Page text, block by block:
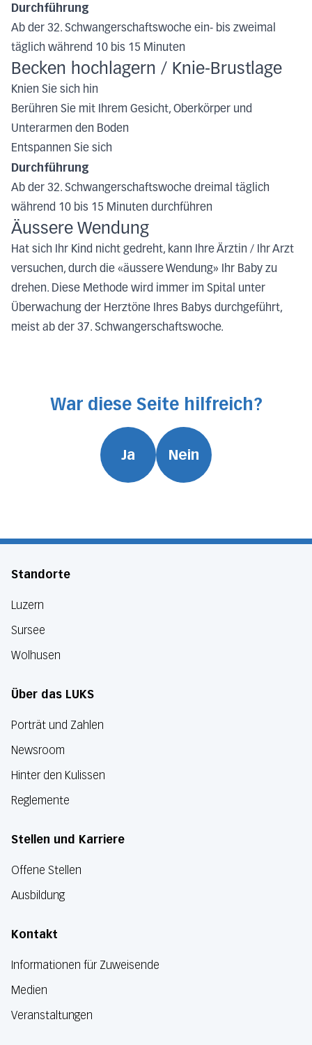
Durchführung
Ab der 32. Schwangerschaftswoche ein- bis zweimal
täglich während 10 bis 15 Minuten
Becken hochlagern / Knie-Brustlage
Knien Sie sich hin
Berühren Sie mit Ihrem Gesicht, Oberkörper und
Unterarmen den Boden
Entspannen Sie sich
Durchführung
Ab der 32. Schwangerschaftswoche dreimal täglich
während 10 bis 15 Minuten durchführen
Äussere Wendung
Hat sich Ihr Kind nicht gedreht, kann Ihre Ärztin / Ihr Arzt
versuchen, durch die «äussere Wendung» Ihr Baby zu
drehen. Diese Methode wird immer im Spital unter
Überwachung der Herztöne Ihres Babys durchgeführt,
meist ab der 37. Schwangerschaftswoche.
War diese Seite hilfreich?
Ja Nein
Standorte
Luzern
Sursee
Wolhusen
Über das LUKS
Porträt und Zahlen
Newsroom
Hinter den Kulissen
Reglemente
Stellen und Karriere
Offene Stellen
Ausbildung
Kontakt
Informationen für Zuweisende
Medien
Veranstaltungen